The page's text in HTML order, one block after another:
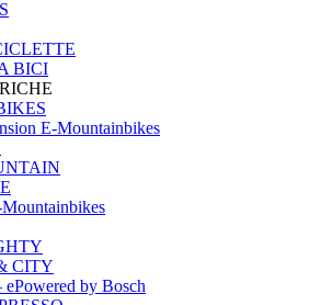
BICI
E-Mountainbikes
CITY
by Bosch